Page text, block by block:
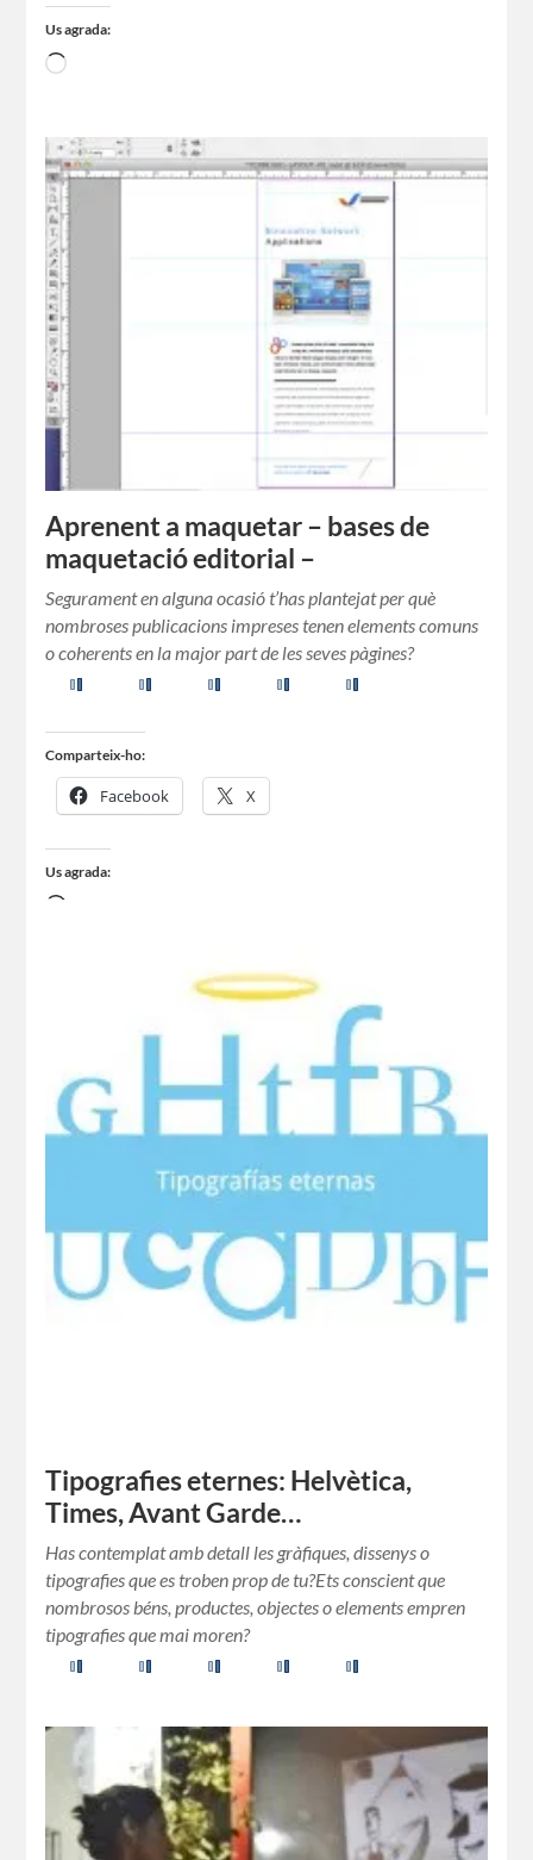
Us agrada:
Aprenent a maquetar – bases de
maquetació editorial –
Segurament en alguna ocasió t’has plantejat per què
nombroses publicacions impreses tenen elements comuns
o coherents en la major part de les seves pàgines?
Comparteix-ho:
Facebook X
Us agrada:
Tipografies eternes: Helvètica,
Times, Avant Garde…
Has contemplat amb detall les gràfiques, dissenys o
tipografies que es troben prop de tu?Ets conscient que
nombrosos béns, productes, objectes o elements empren
tipografies que mai moren?
Comparteix-ho:
Facebook X
Us agrada: